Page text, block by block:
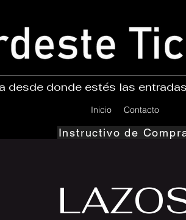
desde donde estés las
Inicio Contacto
Instructivo de